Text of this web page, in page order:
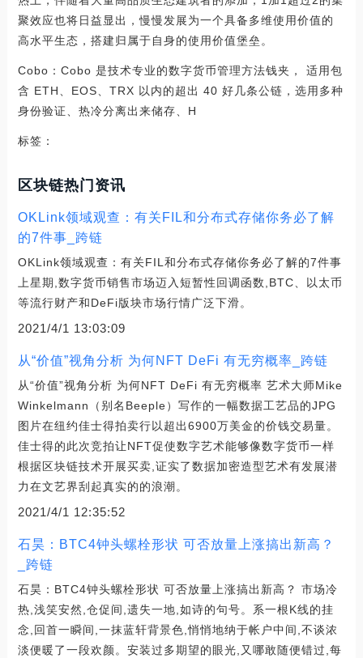
聚效应也将日益显出，慢慢发展为一个具备多维使用价值的
高水平生态，搭建归属于自身的使用价值堡垒。
Cobo：Cobo 是技术专业的数字货币管理方法钱夹， 适用包
含 ETH、EOS、TRX 以内的超出 40 好几条公链，选用多种
身份验证、热冷分离出来储存、H
标签：
区块链热门资讯
OKLink领域观查：有关FIL和分布式存储你务必了解
的7件事_跨链
OKLink领域观查：有关FIL和分布式存储你务必了解的7件事
上星期,数字货币销售市场迈入短暂性回调函数,BTC、以太币
等流行财产和DeFi版块市场行情广泛下滑。
2021/4/1 13:03:09
从“价值”视角分析 为何NFT DeFi 有无穷概率_跨链
从“价值”视角分析 为何NFT DeFi 有无穷概率 艺术大师Mike
Winkelmann（别名Beeple）写作的一幅数据工艺品的JPG
图片在纽约佳士得拍卖行以超出6900万美金的价钱交易量。
佳士得的此次竞拍让NFT促使数字艺术能够像数字货币一样
根据区块链技术开展买卖,证实了数据加密造型艺术有发展潜
力在文艺界刮起真实的的浪潮。
2021/4/1 12:35:52
石昊：BTC4钟头螺栓形状 可否放量上涨搞出新高？
_跨链
石昊：BTC4钟头螺栓形状 可否放量上涨搞出新高？ 市场冷
热,浅笑安然,仓促间,遗失一地,如诗的句号。系一根K线的挂
念,回首一瞬间,一抹蓝轩背景色,悄悄地纳于帐户中间,不谈浓
淡便暖了一段欢颜。安装过多期望的眼光,又哪敢随便错过,每